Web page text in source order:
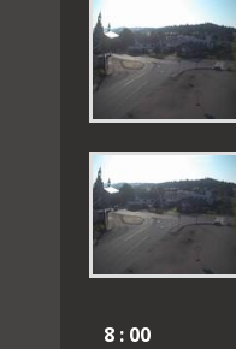
8 : 00